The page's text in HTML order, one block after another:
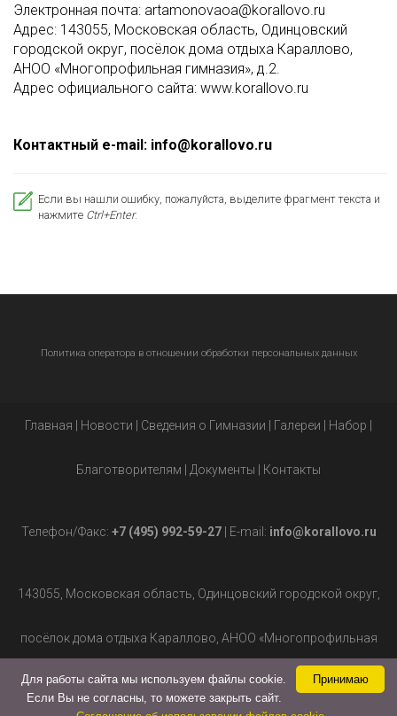
Электронная почта: artamonovaoa@korallovo.ru
Адрес: 143055, Московская область, Одинцовский
городской округ, посёлок дома отдыха Караллово,
АНОО «Многопрофильная гимназия», д.2.
Адрес официального сайта: www.korallovo.ru
Контактный e-mail: info@korallovo.ru
Если вы нашли ошибку, пожалуйста, выделите фрагмент текста и
нажмите Ctrl+Enter.
Политика оператора в отношении обработки персональных данных
Главная | Новости | Сведения о Гимназии | Галереи | Набор |
Благотворителям | Документы | Контакты
Телефон/Факс: +7 (495) 992-59-27| E-mail: info@korallovo.ru
143055, Московская область, Одинцовский городской округ,
посёлок дома отдыха Караллово, АНОО «Многопрофильная
гимназия», д.2. Принимаю
Для работы сайта мы используем файлы cookie.
Если Вы не согласны, то можете закрыть сайт.